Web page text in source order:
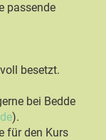
passende
besetzt.
bei Bedde
).
für den Kurs